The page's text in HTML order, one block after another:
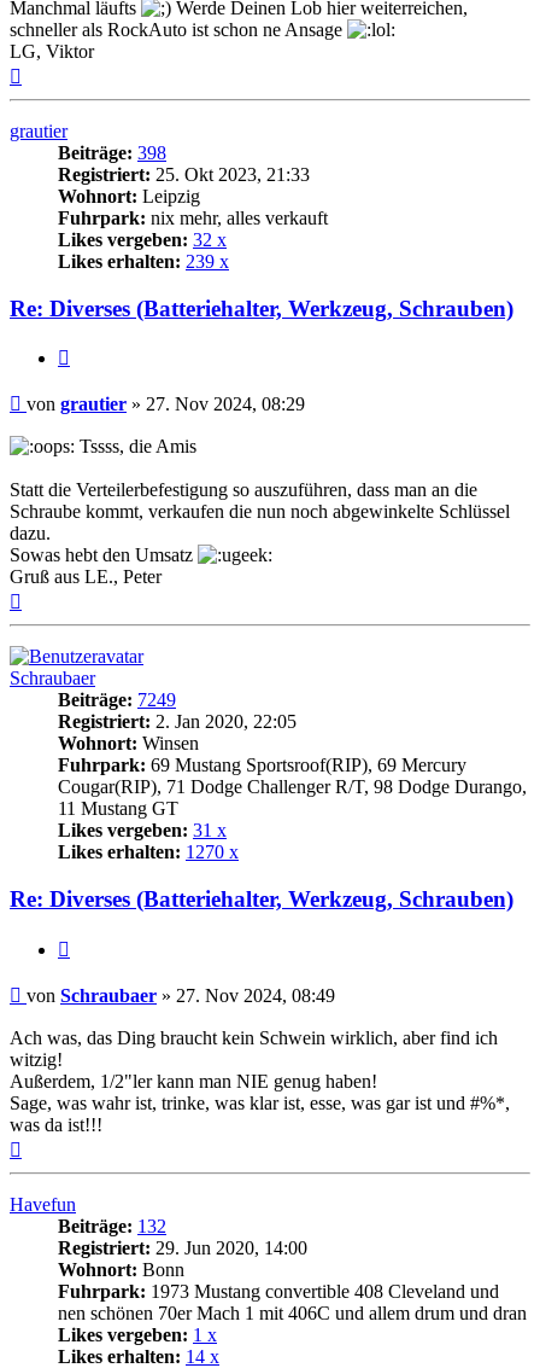
Manchmal läufts
Werde Deinen Lob hier weiterreichen,
schneller als RockAuto ist schon ne Ansage
LG, Viktor
grautier
Beiträge: 398
Registriert: 25. Okt 2023, 21:33
Wohnort: Leipzig
Fuhrpark: nix mehr, alles verkauft
Likes vergeben: 32 x
Likes erhalten: 239 x
Re: Diverses (Batteriehalter, Werkzeug, Schrauben)
Beitrag
von grautier » 27. Nov 2024, 08:29
Tssss, die Amis
Statt die Verteilerbefestigung so auszuführen, dass man an die
Schraube kommt, verkaufen die nun noch abgewinkelte Schlüssel
dazu.
Sowas hebt den Umsatz
Gruß aus LE., Peter
oben
Schraubaer
Beiträge: 7249
Registriert: 2. Jan 2020, 22:05
Wohnort: Winsen
Fuhrpark: 69 Mustang Sportsroof(RIP), 69 Mercury
Cougar(RIP), 71 Dodge Challenger R/T, 98 Dodge Durango,
11 Mustang GT
Likes vergeben: 31 x
Likes erhalten: 1270 x
Re: Diverses (Batteriehalter, Werkzeug, Schrauben)
Beitrag
von Schraubaer » 27. Nov 2024, 08:49
Ach was, das Ding braucht kein Schwein wirklich, aber find ich
witzig!
Außerdem, 1/2"ler kann man NIE genug haben!
Sage, was wahr ist, trinke, was klar ist, esse, was gar ist und #%*,
was da ist!!!
Havefun
Beiträge: 132
Registriert: 29. Jun 2020, 14:00
Wohnort: Bonn
Fuhrpark: 1973 Mustang convertible 408 Cleveland und
nen schönen 70er Mach 1 mit 406C und allem drum und dran
Likes vergeben: 1 x
Likes erhalten: 14 x